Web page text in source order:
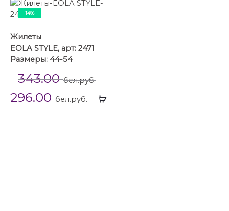
14%
Выбрать
Жилеты
EOLA STYLE, арт: 2471
Размеры: 44-54
343.00бел.руб.
296.00 бел.руб.